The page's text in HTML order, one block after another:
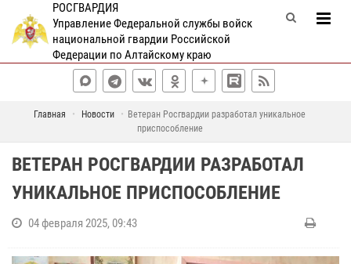
РОСГВАРДИЯ
Управление Федеральной службы войск
национальной гвардии Российской
Федерации по Алтайскому краю
Главная Новости
Ветеран Росгвардии разработал уникальное
приспособление
ВЕТЕРАН РОСГВАРДИИ РАЗРАБОТАЛ
УНИКАЛЬНОЕ ПРИСПОСОБЛЕНИЕ
04 февраля 2025, 09:43